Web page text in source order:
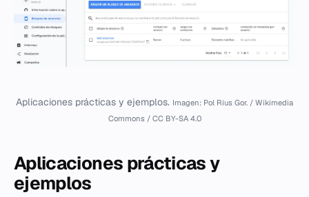
Aplicaciones prácticas y ejemplos. Imagen: Pol Rius Gor. / Wikimedia
Commons / CC BY-SA 4.0
Aplicaciones prácticas y
ejemplos